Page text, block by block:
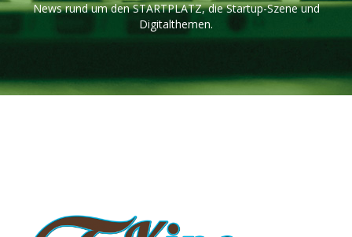
News rund um den STARTPLATZ, die Startup-Szene und
Digitalthemen.